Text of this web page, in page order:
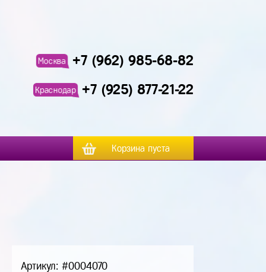
Москва +7 (962) 985-68-82
Краснодар +7 (925) 877-21-22
Корзина пуста
Артикул: #0004070